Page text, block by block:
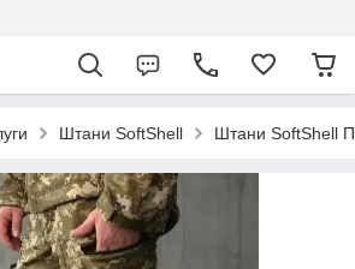
Штани SoftShell Штани SoftShell